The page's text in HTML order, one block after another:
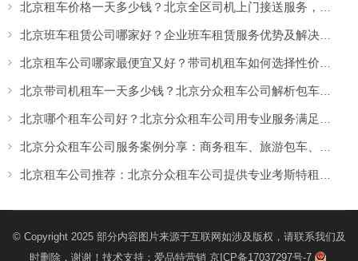
北京租车价格一天多少钱？北京全区司机上门接送服务，让出行更方便
北京班车租赁公司哪家好？企业班车租赁服务优势及解决方案
北京租车公司哪家最便宜又好？带司机租车如何选择性价比高的服务
北京带司机租车一天多少钱？北京分众租车公司解析包车价格与服务优势
北京哪个租车公司好？北京分众租车公司用专业服务满足商务、旅游多场景出行需求
北京分众租车公司服务案例分享：商务租车、旅游包车、考斯特、中巴车及企业长期用车解决方案
北京租车公司推荐：北京分众租车公司提供专业考斯特租赁服务
© Copyright 2025 部分内容图片来源于互联网如涉及版权，请联系我们及
时删除，谢谢！技术支持： 爱品特营销 京ICP备17037297号-7